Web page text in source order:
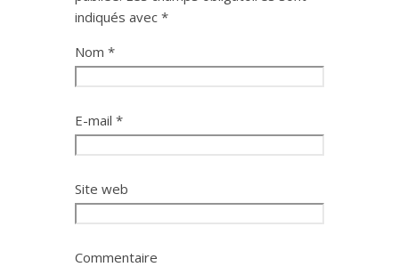
indiqués avec *
Nom *
E-mail *
Site web
Commentaire